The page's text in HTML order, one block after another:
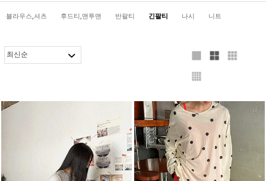
블라우스,셔츠 후드티,맨투맨 반팔티 긴팔티 나시 니트